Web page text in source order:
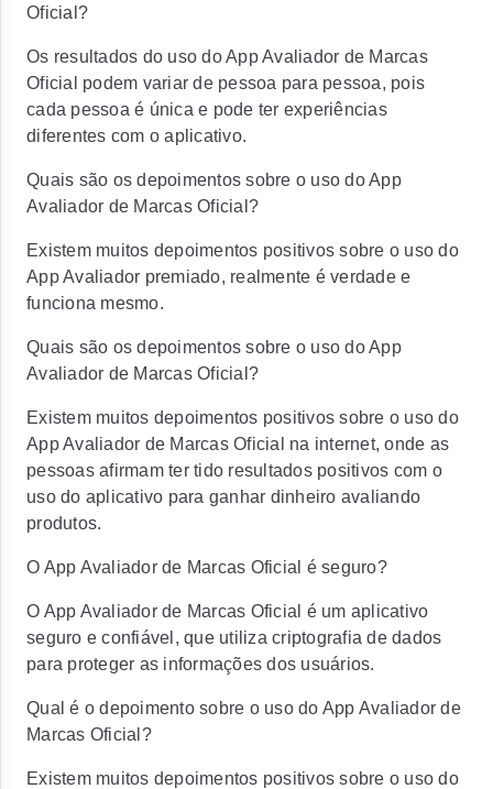
Oficial?
Os resultados do uso do App Avaliador de Marcas
Oficial podem variar de pessoa para pessoa, pois
cada pessoa é única e pode ter experiências
diferentes com o aplicativo.
Quais são os depoimentos sobre o uso do App
Avaliador de Marcas Oficial?
Existem muitos depoimentos positivos sobre o uso do
App Avaliador premiado, realmente é verdade e
funciona mesmo.
Quais são os depoimentos sobre o uso do App
Avaliador de Marcas Oficial?
Existem muitos depoimentos positivos sobre o uso do
App Avaliador de Marcas Oficial na internet, onde as
pessoas afirmam ter tido resultados positivos com o
uso do aplicativo para ganhar dinheiro avaliando
produtos.
O App Avaliador de Marcas Oficial é seguro?
O App Avaliador de Marcas Oficial é um aplicativo
seguro e confiável, que utiliza criptografia de dados
para proteger as informações dos usuários.
Qual é o depoimento sobre o uso do App Avaliador de
Marcas Oficial?
Existem muitos depoimentos positivos sobre o uso do